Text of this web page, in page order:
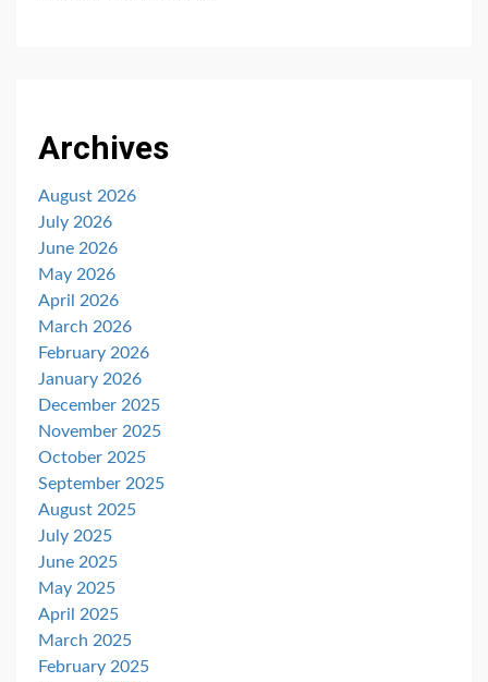
Archives
August 2026
July 2026
June 2026
May 2026
April 2026
March 2026
February 2026
January 2026
December 2025
November 2025
October 2025
September 2025
August 2025
July 2025
June 2025
May 2025
April 2025
March 2025
February 2025